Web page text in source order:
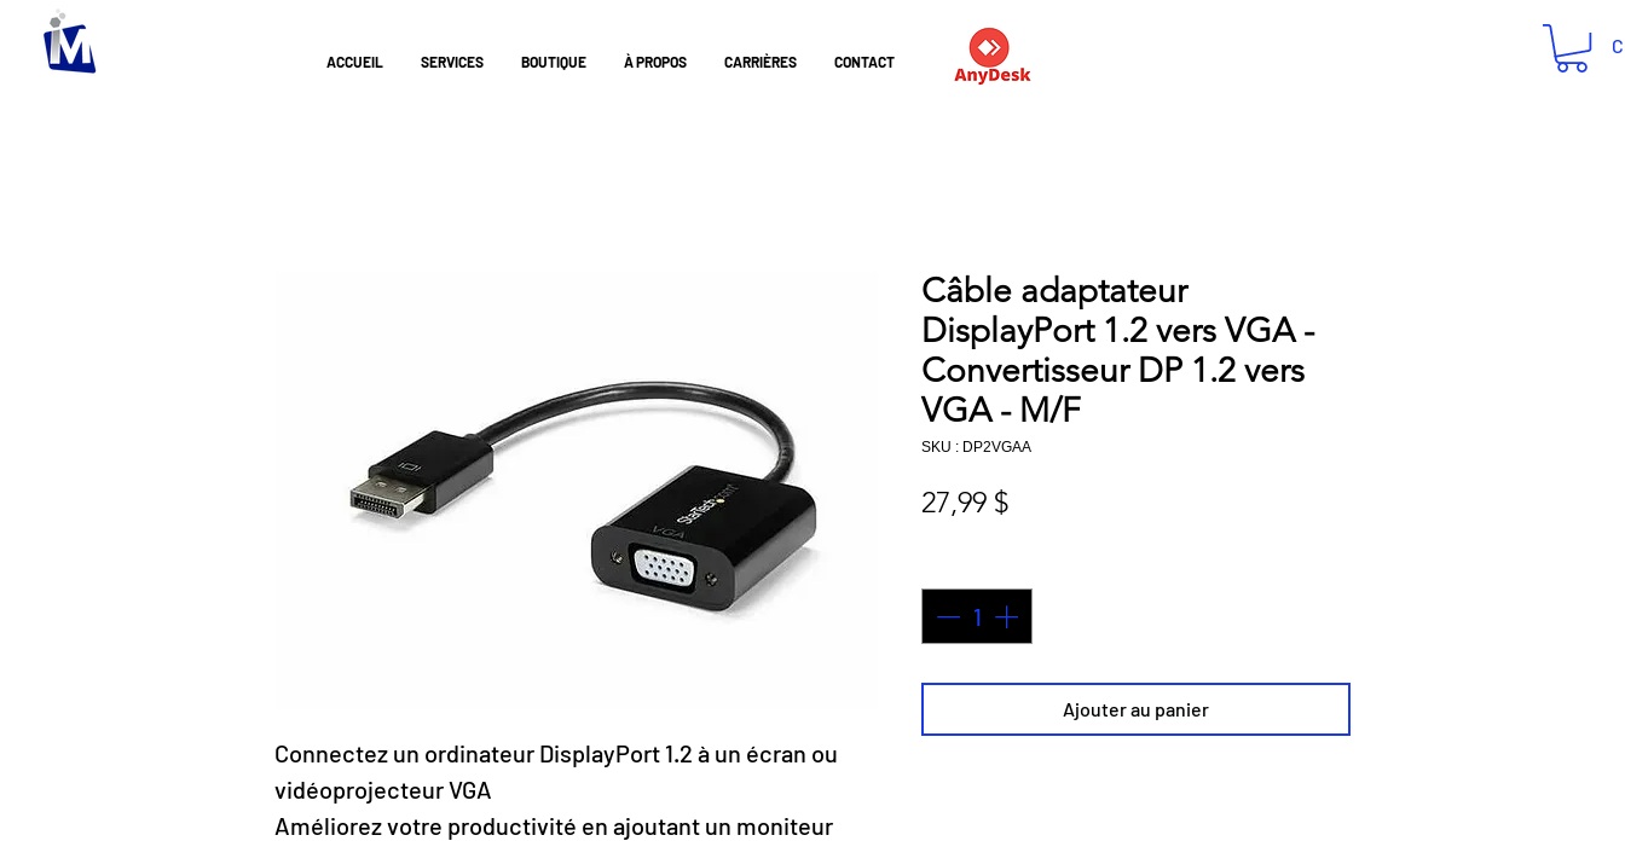
ACCUEIL SERVICES BOUTIQUE À PROPOS CARRIÈRES CONTACT
Connectez un ordinateur DisplayPort 1.2 à un écran ou
vidéoprojecteur VGA
Améliorez votre productivité en ajoutant un moniteur
Câble adaptateur
DisplayPort 1.2 vers VGA -
Convertisseur DP 1.2 vers
VGA - M/F
SKU : DP2VGAA
27,99 $Prix
Ajouter au panier